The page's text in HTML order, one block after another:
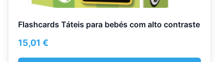
Flashcards Táteis para bebés com alto contraste
15,01 €